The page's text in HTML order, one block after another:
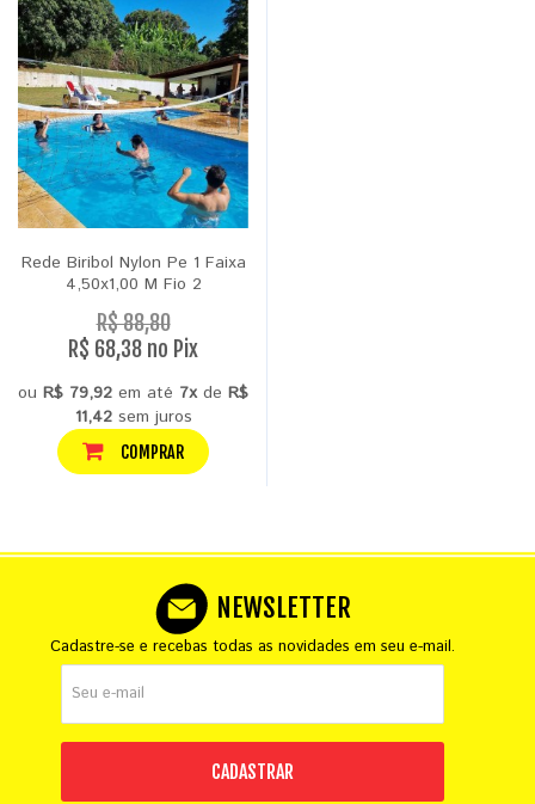
Rede Biribol Nylon Pe 1 Faixa
4,50x1,00 M Fio 2
R$ 88,80
R$ 68,38 no Pix
ou R$ 79,92 em até 7xde R$
11,42sem juros
COMPRAR
NEWSLETTER
Cadastre-se e recebas todas as novidades em seu e-mail.
CADASTRAR